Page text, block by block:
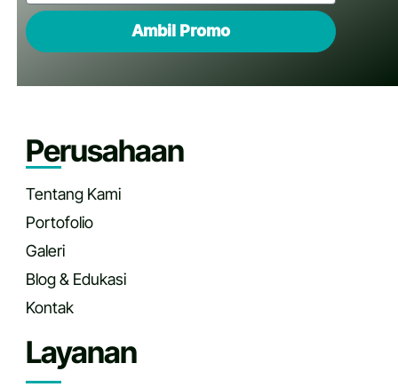
Ambil Promo
Perusahaan
Tentang Kami
Portofolio
Galeri
Blog & Edukasi
Kontak
Layanan